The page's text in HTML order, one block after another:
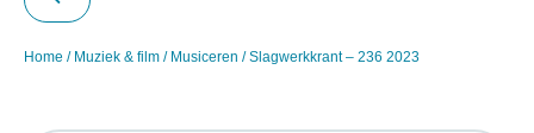
Home / Muziek & film / Musiceren / Slagwerkkrant – 236 2023